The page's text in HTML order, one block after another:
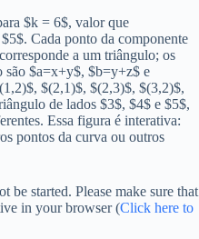
$k = 6$, valor que
Cada ponto da componente
a um triângulo; os
são $a=x+y$, $b=y+z$ e
$(2,1)$, $(2,3)$, $(3,2)$,
de lados $3$, $4$ e $5$,
Essa figura é interativa:
pontos da curva ou outros
be started. Please make sure that
in your browser (Click here to